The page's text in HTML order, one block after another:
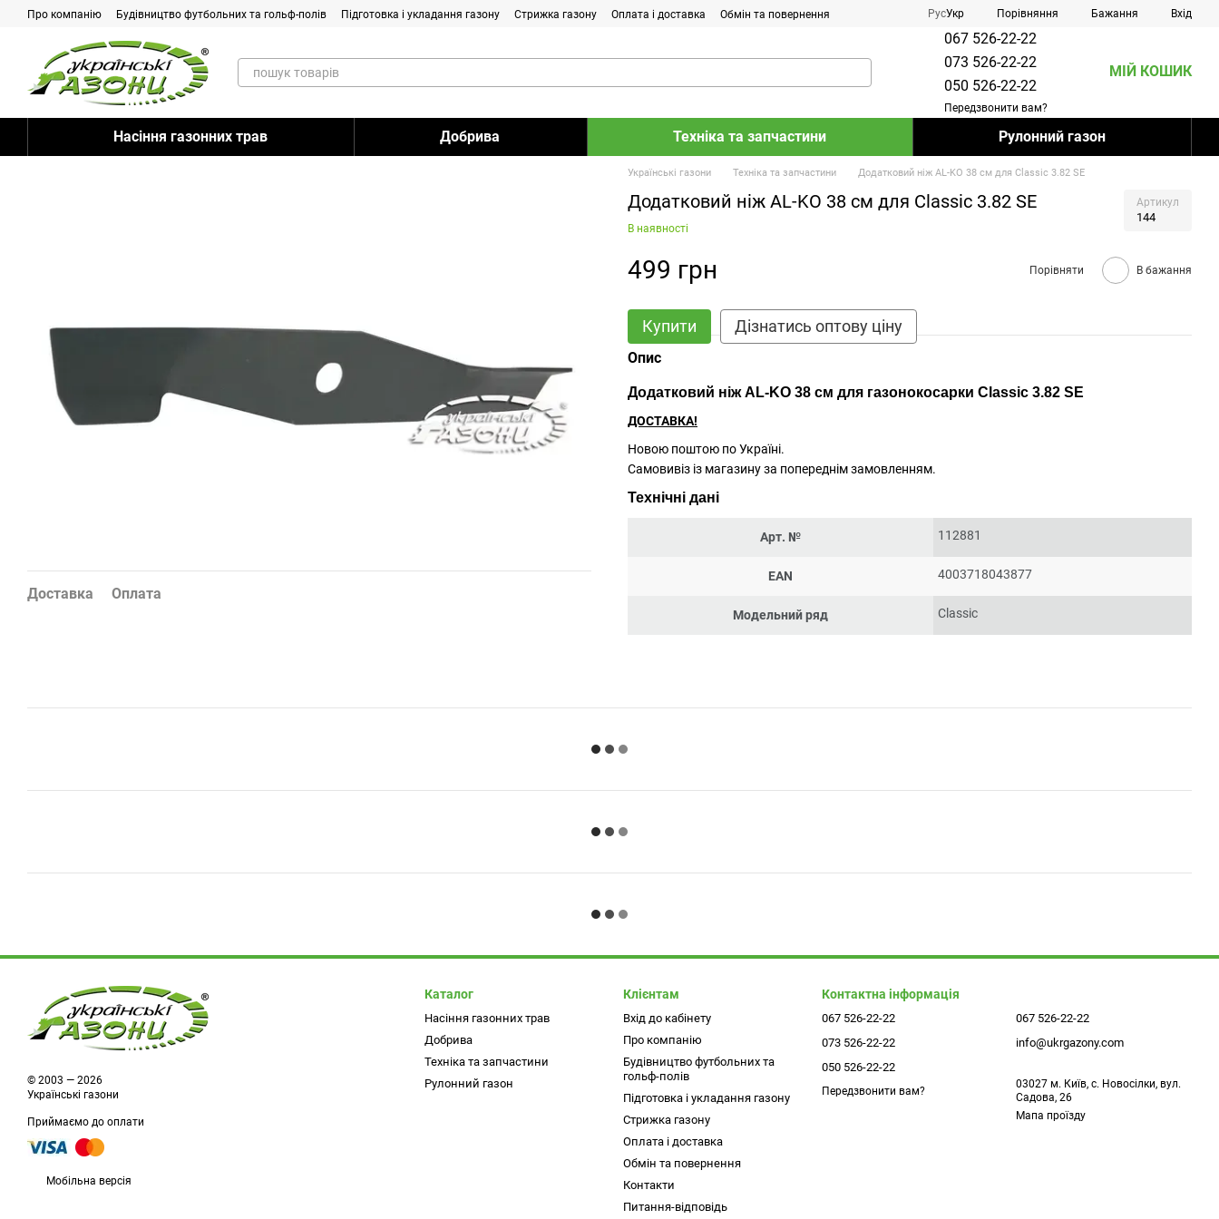
Перейти до основного контенту
Про компанію Будівництво футбольних та гольф-полів Підготовка і укладання газону Стрижка газону Оплата і доставка
Обмін та повернення
РусУкр Порівняння Бажання Вхід
067 526-22-22
073 526-22-22
050 526-22-22
Передзвонити вам?
МІЙ КОШИК
Насіння газонних трав Добрива Техніка та запчастини Рулонний газон
Доставка Оплата
Українські газони Техніка та запчастини Додатковий ніж AL-KO 38 см для Classic 3.82 SE
Додатковий ніж AL-KO 38 см для Classic 3.82 SE Артикул
144
В наявності
499 грн Порівняти В бажання
Купити Дізнатись оптову ціну
Опис
Додатковий ніж AL-KO 38 см для газонокосарки Classic 3.82 SE
ДОСТАВКА!
Новою поштою по Україні.
Самовивіз із магазину за попереднім замовленням.
Технічні дані
Арт. № 112881
EAN 4003718043877
Модельний ряд Classic
© 2003 — 2026
Українські газони
Приймаємо до оплати
Мобільна версія
Каталог
Насіння газонних трав
Добрива
Техніка та запчастини
Рулонний газон
Клієнтам
Вхід до кабінету
Про компанію
Будівництво футбольних та
гольф-полів
Підготовка і укладання газону
Стрижка газону
Оплата і доставка
Обмін та повернення
Контакти
Питання-відповідь
Контактна інформація
067 526-22-22
073 526-22-22
050 526-22-22
Передзвонити вам?
067 526-22-22
info@ukrgazony.com
03027 м. Київ, c. Новосілки, вул.
Садова, 26
Мапа проїзду